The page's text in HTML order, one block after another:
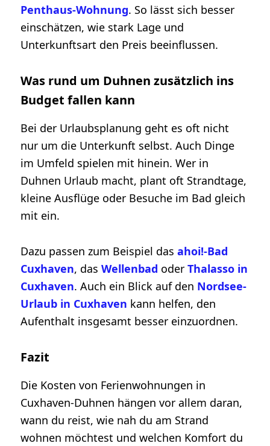
Penthaus-Wohnung. So lässt sich besser
einschätzen, wie stark Lage und
Unterkunftsart den Preis beeinflussen.
Was rund um Duhnen zusätzlich ins
Budget fallen kann
Bei der Urlaubsplanung geht es oft nicht
nur um die Unterkunft selbst. Auch Dinge
im Umfeld spielen mit hinein. Wer in
Duhnen Urlaub macht, plant oft Strandtage,
kleine Ausflüge oder Besuche im Bad gleich
mit ein.
Dazu passen zum Beispiel dasahoi!-Bad
Cuxhaven, dasWellenbad oderThalasso in
Cuxhaven. Auch ein Blick auf den Nordsee-
Urlaub in Cuxhaven kann helfen, den
Aufenthalt insgesamt besser einzuordnen.
Fazit
Die Kosten von Ferienwohnungen in
Cuxhaven-Duhnen hängen vor allem daran,
wann du reist, wie nah du am Strand
wohnen möchtest und welchen Komfort du